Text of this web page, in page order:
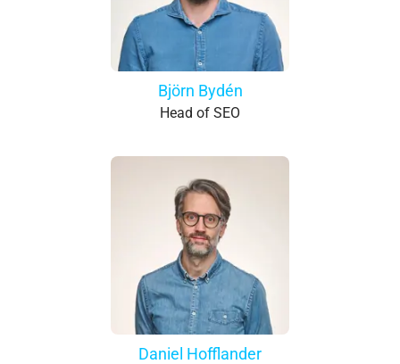
Björn Bydén
Head of SEO
Daniel Hofflander